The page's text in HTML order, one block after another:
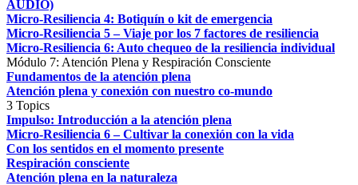
AUDIO)
Micro-Resiliencia 4: Botiquín o kit de emergencia
Micro-Resiliencia 5 – Viaje por los 7 factores de resiliencia
Micro-Resiliencia 6: Auto chequeo de la resiliencia individual
Módulo 7: Atención Plena y Respiración Consciente
Fundamentos de la atención plena
Atención plena y conexión con nuestro co-mundo
3 Topics
Impulso: Introducción a la atención plena
Micro-Resiliencia 6 – Cultivar la conexión con la vida
Con los sentidos en el momento presente
Respiración consciente
Atención plena en la naturaleza